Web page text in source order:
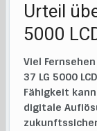
Urteil
5000
Viel
37 LG 5000
Fähigkeit
digitale